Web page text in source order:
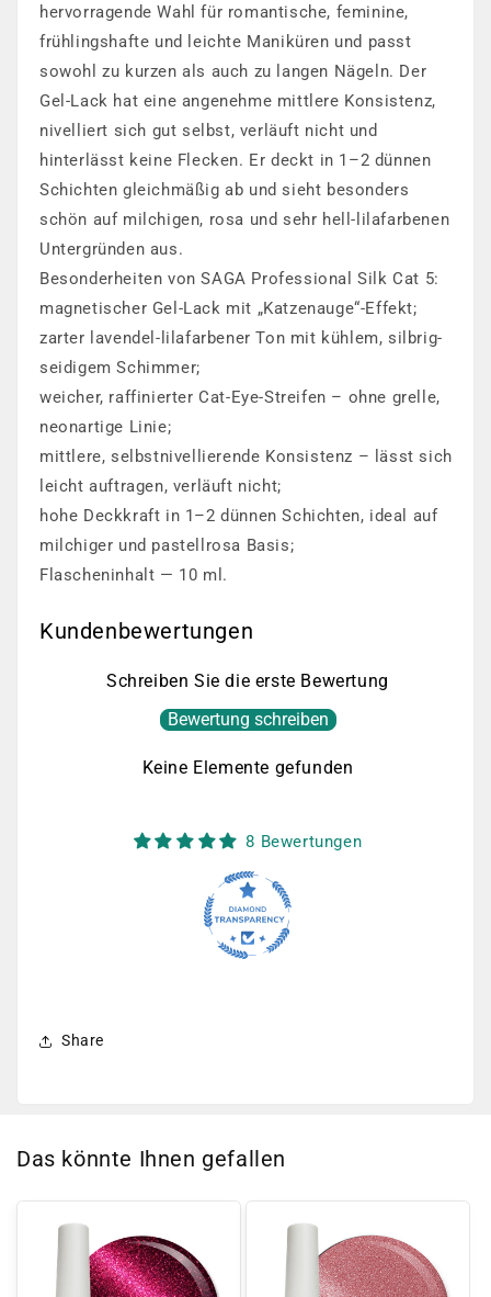
hervorragende Wahl für romantische, feminine,
frühlingshafte und leichte Maniküren und passt
sowohl zu kurzen als auch zu langen Nägeln. Der
Gel-Lack hat eine angenehme mittlere Konsistenz,
nivelliert sich gut selbst, verläuft nicht und
hinterlässt keine Flecken. Er deckt in 1–2 dünnen
Schichten gleichmäßig ab und sieht besonders
schön auf milchigen, rosa und sehr hell-lilafarbenen
Untergründen aus.
Besonderheiten von SAGA Professional Silk Cat 5:
magnetischer Gel-Lack mit „Katzenauge“-Effekt;
zarter lavendel-lilafarbener Ton mit kühlem, silbrig-
seidigem Schimmer;
weicher, raffinierter Cat-Eye-Streifen – ohne grelle,
neonartige Linie;
mittlere, selbstnivellierende Konsistenz – lässt sich
leicht auftragen, verläuft nicht;
hohe Deckkraft in 1–2 dünnen Schichten, ideal auf
milchiger und pastellrosa Basis;
Flascheninhalt — 10 ml.
Kundenbewertungen
Schreiben Sie die erste Bewertung
Bewertung schreiben
Keine Elemente gefunden
8 Bewertungen
Share
Das könnte Ihnen gefallen